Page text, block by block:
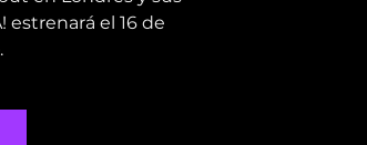
el 16 de